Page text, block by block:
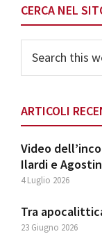
Primary
Sidebar
CERCA NEL
this
website
ARTICOLI
Video
Ilardi e
4 Luglio 2026
Tra
23 Giugno 2026